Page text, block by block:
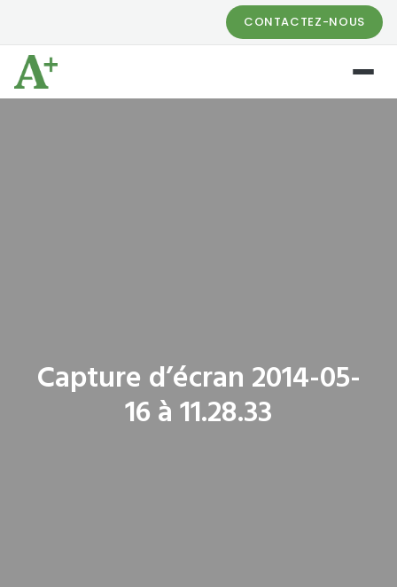
CONTACTEZ-NOUS
Capture d’écran 2014-05-
16 à 11.28.33